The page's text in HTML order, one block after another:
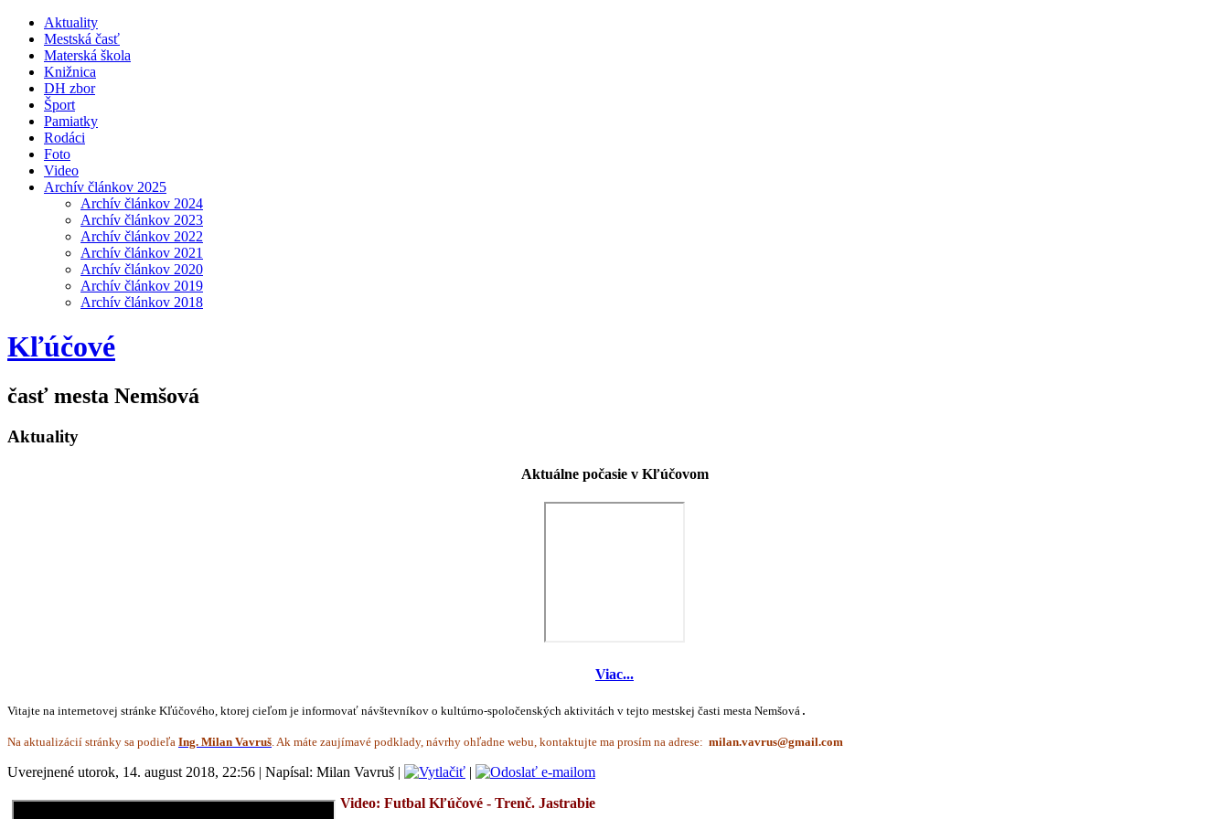
Aktuality
Mestská časť
Materská škola
Knižnica
DH zbor
Šport
Pamiatky
Rodáci
Foto
Video
Archív článkov 2025
Archív článkov 2024
Archív článkov 2023
Archív článkov 2022
Archív článkov 2021
Archív článkov 2020
Archív článkov 2019
Archív článkov 2018
Kľúčové
časť mesta Nemšová
Aktuality
Aktuálne počasie v Kľúčovom
Viac...
Vitajte na internetovej stránke Kľúčového, ktorej cieľom je informovať návštevníkov o kultúrno-spoločenských aktivitách v tejto mestskej časti mesta Nemšová .
Na aktualizácií stránky sa podieľa Ing. Milan Vavruš . Ak máte zaujímavé podklady, návrhy ohľadne webu, kontaktujte ma prosím na adrese:
Uverejnené utorok, 14. august 2018, 22:56 | Napísal: Milan Vavruš |
|
Video: Futbal Kľúčové - Trenč. Jastrabie